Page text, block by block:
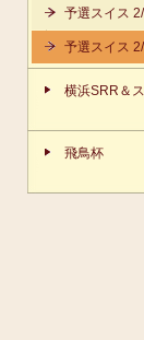
予選スイス
予選スイス
横浜SRR＆
飛鳥杯